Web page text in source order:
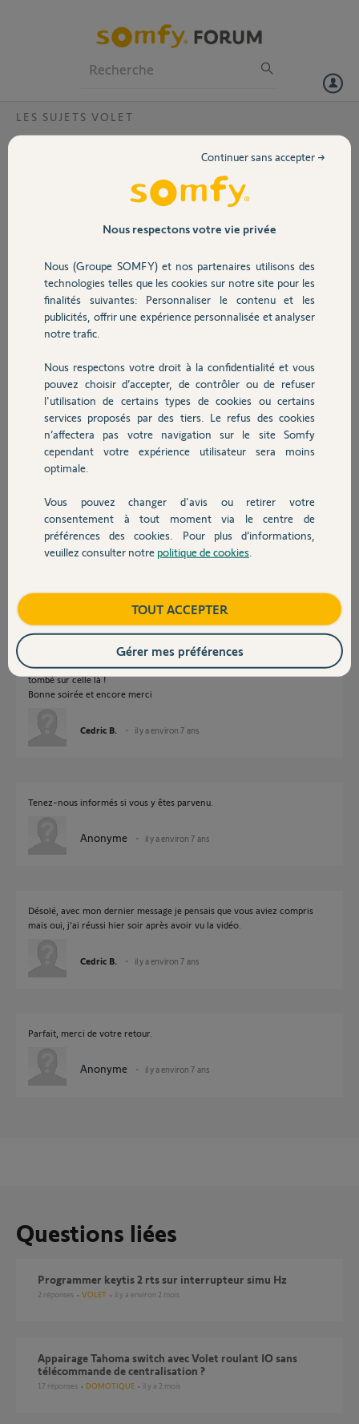
Volet
Sécurité
Domotique
Chauffage
Autres produits
Devis avec un pro
Contact
LES SUJETS VOLET
Module volet roulant et télécommande
Je n'arrive pas à associer ma télécommande (d'occasion) keytis 2 rts
avec le module récepteur volet roulant.
dans le bon sens).
j'ai essayé 3 télécommandes différentes, peut être les 3 sont elles HS
? Ou alors, ce module n'est il pas compatible avec les Keytis ?
Merci pour votre aide
Participer au fil de discussion
Réponses
Bonjour,
Si vos VR sont RTS vous pouvez affecter une Keytis RTS NS.
https://youtu.be/USchz6YwmXg
J'ai passé ma journée à faire toutes les vidéos somfy sans jamais être
tombé sur celle là !
Bonne soirée et encore merci
Cedric B. il y a environ 7 ans
Tenez-nous informés si vous y êtes parvenu.
Anonyme il y a environ 7 ans
Désolé, avec mon dernier message je pensais que vous aviez compris
mais oui, j'ai réussi hier soir après avoir vu la vidéo.
Cedric B. il y a environ 7 ans
Parfait, merci de votre retour.
Anonyme il y a environ 7 ans
Questions liées
Programmer keytis 2 rts sur interrupteur simu Hz
2 réponses VOLET il y a environ 2 mois
Appairage Tahoma switch avec Volet roulant IO sans
télécommande de centralisation ?
17 réponses DOMOTIQUE il y a 2 mois
Nous respectons votre vie privée
Nous (Groupe SOMFY) et nos partenaires utilisons des
technologies telles que les cookies sur notre site pour les
finalités suivantes: Personnaliser le contenu et les
publicités, offrir une expérience personnalisée et analyser
notre trafic.
Nous respectons votre droit à la confidentialité et vous
pouvez choisir d’accepter, de contrôler ou de refuser
l'utilisation de certains types de cookies ou certains
services proposés par des tiers. Le refus des cookies
n’affectera pas votre navigation sur le site Somfy
cependant votre expérience utilisateur sera moins
optimale.
Vous pouvez changer d'avis ou retirer votre
consentement à tout moment via le centre de
préférences des cookies. Pour plus d’informations,
veuillez consulter notre politique de cookies
Continuer sans accepter →
TOUT ACCEPTER
Gérer mes préférences